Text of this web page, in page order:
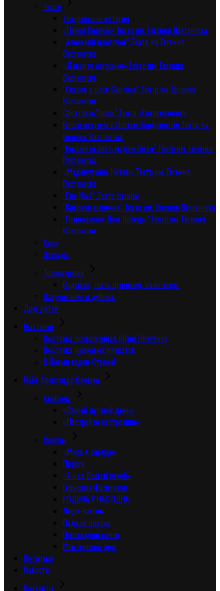
Tеатр
Театральная история
«Павел Первый».Театр им. Евгения Вахтангова
“Аленький цветочек”.Театр им.Евгения
Вахтангова
«Давайте негромко».Театр им. Евгения
Вахтангова
“Сказка о царе Салтане”.Театр им. Евгения
Вахтангова
Спектакль”Гроза”.Театр «Современник»
Вечер-встреча с Олегом Анофриевым.Театр им.
Евгения Вахтангова
“Возьмите зонт, мадам Готье”.Театр им. Евгения
Вахтангова
«Мадемуазель Нитуш».Театр им. Евгения
Вахтангова
“Где Мы?”.Театр сатиры
“Красная шапочка”.Театр им. Евгения Вахтангова
“Приношение Дню Победы”.Театр им. Евгения
Вахтангова
Кино
Эстрада
Телевидение
Ведущий, гость программ, член жюри
Озвучивание и дубляж
Друг детей
Выставки
Выставка посвященная Юрию Никулину
Выставка цирковых плакатов
С Новым годом Страна!
Поёт Александр Олешко
Альбомы
«Самый лучший день»
«Настройте настроение»
Синглы
«Мира в сердце»
Пироги
«А над Волгой рекой»
Гармошка фронтовая
РОДИНА У НАС ОДНА
Люди-вагоны
Падали листья
Новогодний вечер
Мой лучший друг
Интервью
Новости
Контакты